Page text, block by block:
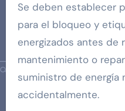
Se deben establecer
para el bloqueo y
energizados antes de
mantenimiento o
suministro de energía
accidentalmente.